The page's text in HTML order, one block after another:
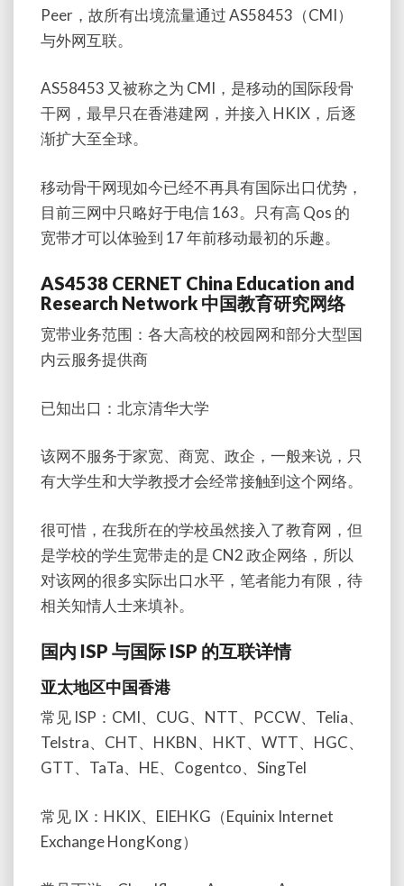
Peer，故所有出境流量通过 AS58453（CMI）
与外网互联。
AS58453 又被称之为 CMI，是移动的国际段骨
干网，最早只在香港建网，并接入 HKIX，后逐
渐扩大至全球。
移动骨干网现如今已经不再具有国际出口优势，
目前三网中只略好于电信 163。只有高 Qos 的
宽带才可以体验到 17 年前移动最初的乐趣。
AS4538 CERNET China Education and
Research Network 中国教育研究网络
宽带业务范围：各大高校的校园网和部分大型国
内云服务提供商
已知出口：北京清华大学
该网不服务于家宽、商宽、政企，一般来说，只
有大学生和大学教授才会经常接触到这个网络。
很可惜，在我所在的学校虽然接入了教育网，但
是学校的学生宽带走的是 CN2 政企网络，所以
对该网的很多实际出口水平，笔者能力有限，待
相关知情人士来填补。
国内 ISP 与国际 ISP 的互联详情
亚太地区中国香港
常见 ISP：CMI、CUG、NTT、PCCW、Telia、
Telstra、CHT、HKBN、HKT、WTT、HGC、
GTT、TaTa、HE、Cogentco、SingTel
常见 IX：HKIX、EIEHKG（Equinix Internet
Exchange HongKong）